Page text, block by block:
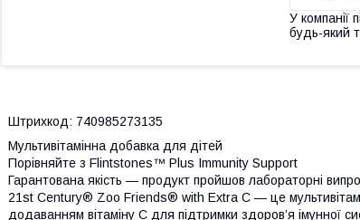
У компанії
будь-який
Штрихкод: 740985273135
Мультивітамінна добавка для дітей
Порівняйте з Flintstones™ Plus Immunity Support
Гарантована якість — продукт пройшов лабораторні
21st Century® Zoo Friends® with Extra C — це
додаванням вітаміну С для підтримки здоров’я імунної